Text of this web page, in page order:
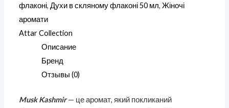
флаконі,Духи в скляному флаконі 50 мл,Жіночі
аромати
Attar Collection
Описание
Бренд
Отзывы (0)
Musk Kashmir— це аромат, який покликаний